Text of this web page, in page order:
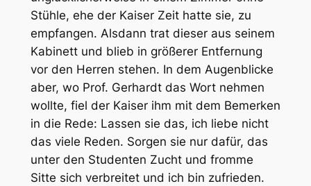
Stühle, ehe der Kaiser Zeit hatte sie, zu
empfangen. Alsdann trat dieser aus seinem
Kabinett und blieb in größerer Entfernung
vor den Herren stehen. In dem Augenblicke
aber, wo Prof. Gerhardt das Wort nehmen
wollte, fiel der Kaiser ihm mit dem Bemerken
in die Rede: Lassen sie das, ich liebe nicht
das viele Reden. Sorgen sie nur dafür, das
unter den Studenten Zucht und fromme
Sitte sich verbreitet und ich bin zufrieden.